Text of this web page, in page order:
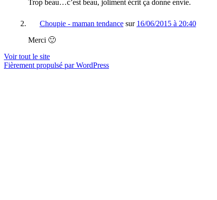
Trop beau…c’est beau, joliment écrit ça donne envie.
Choupie - maman tendancesur 16/06/2015 à 20:40
Merci 🙂
Voir tout le site
Fièrement propulsé par WordPress